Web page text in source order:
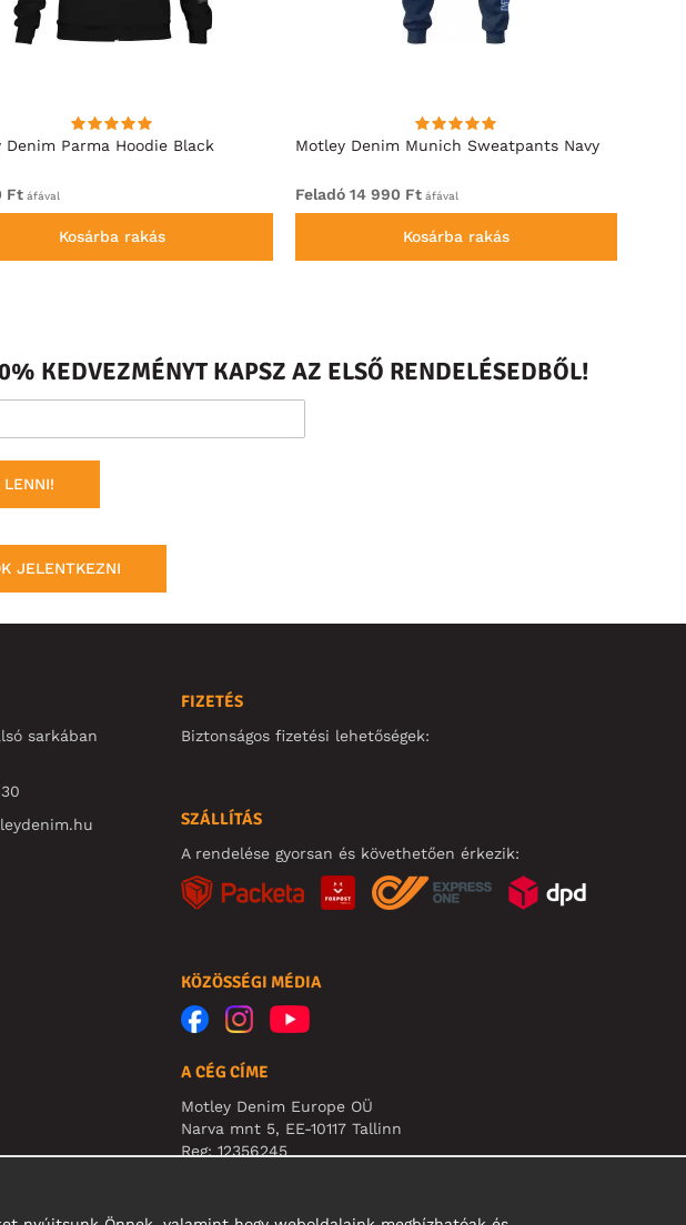
Denim Parma Hoodie Black
Ft áfával
Kosárba rakás
Motley Denim Munich Sweatpants Navy
Feladó 14 990 Ft áfával
Kosárba rakás
KEDVEZMÉNYT KAPSZ AZ ELSŐ RENDELÉSEDBŐL!
LENNI!
JELENTKEZNI
sarkában
FIZETÉS
Biztonságos fizetési lehetőségek:
SZÁLLÍTÁS
A rendelése gyorsan és követhetően érkezik:
KÖZÖSSÉGI MÉDIA
A CÉG CÍME
Motley Denim Europe OÜ
Narva mnt 5, EE-10117 Tallinn
Reg: 12356245